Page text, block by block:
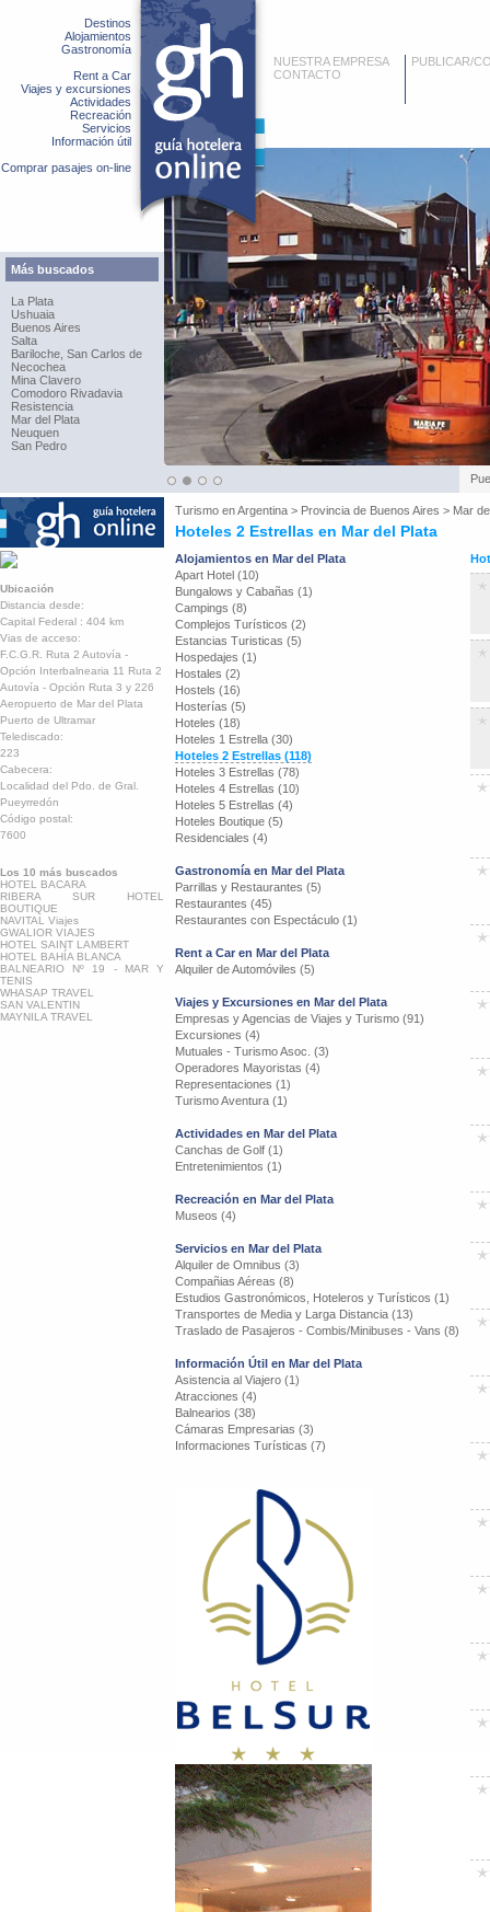
Destinos
Alojamientos
Gastronomía
Rent a Car
Viajes y excursiones
Actividades
Recreación
Servicios
Información útil
Comprar pasajes on-line
Más buscados
La Plata
Ushuaia
Buenos Aires
Salta
Bariloche, San Carlos de
Necochea
Mina Clavero
Comodoro Rivadavia
Resistencia
Mar del Plata
Neuquen
San Pedro
NUESTRA EMPRESA
CONTACTO
PUBLICAR/
Turismo enArgentina > Provincia de Buenos Aires > Mar
Hoteles 2 Estrellas en Mar del Plata
Ubicación
Distancia desde:
Capital Federal : 404 km
Vias de acceso:
F.C.G.R. Ruta 2 Autovía -
Opción Interbalnearia 11 Ruta 2
Autovía - Opción Ruta 3 y 226
Aeropuerto de Mar del Plata
Puerto de Ultramar
Telediscado:
223
Cabecera:
Localidad del Pdo. de Gral.
Pueyrredón
Código postal:
7600
Los 10 más buscados
HOTEL BACARA
RIBERA SUR HOTEL
BOUTIQUE
NAVITAL Viajes
GWALIOR VIAJES
HOTEL SAINT LAMBERT
HOTEL BAHÍA BLANCA
BALNEARIO Nº 19 - MAR Y
TENIS
WHASAP TRAVEL
SAN VALENTIN
MAYNILA TRAVEL
Alojamientos en Mar del Plata
Apart Hotel (10)
Bungalows y Cabañas (1)
Campings (8)
Complejos Turísticos (2)
Estancias Turisticas (5)
Hospedajes (1)
Hostales (2)
Hostels (16)
Hosterías (5)
Hoteles (18)
Hoteles 1 Estrella (30)
Hoteles 2 Estrellas (118)
Hoteles 3 Estrellas (78)
Hoteles 4 Estrellas (10)
Hoteles 5 Estrellas (4)
Hoteles Boutique (5)
Residenciales (4)
Gastronomía en Mar del Plata
Parrillas y Restaurantes (5)
Restaurantes (45)
Restaurantes con Espectáculo (1)
Rent a Car en Mar del Plata
Alquiler de Automóviles (5)
Viajes y Excursiones en Mar del Plata
Empresas y Agencias de Viajes y Turismo (91)
Excursiones (4)
Mutuales - Turismo Asoc. (3)
Operadores Mayoristas (4)
Representaciones (1)
Turismo Aventura (1)
Actividades en Mar del Plata
Canchas de Golf (1)
Entretenimientos (1)
Recreación en Mar del Plata
Museos (4)
Servicios en Mar del Plata
Alquiler de Omnibus (3)
Compañias Aéreas (8)
Estudios Gastronómicos, Hoteleros y Turísticos (1)
Transportes de Media y Larga Distancia (13)
Traslado de Pasajeros - Combis/Minibuses - Vans (8)
Información Útil en Mar del Plata
Asistencia al Viajero (1)
Atracciones (4)
Balnearios (38)
Cámaras Empresarias (3)
Informaciones Turísticas (7)